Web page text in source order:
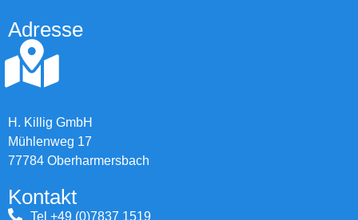
Adresse
H. Killig GmbH
Mühlenweg 17
77784 Oberharmersbach
Kontakt
Tel +49 (0)7837 1519